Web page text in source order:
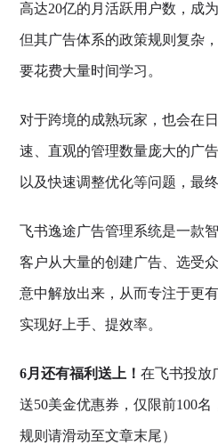
高达20亿的月活跃用户数，成
但其广告体系的政策规则复杂
要花费大量时间学习。
对于跨境的成熟玩家，也会在
速、直观的管理数量庞大的广
以及快速调整优化等问题，最
飞书逸途广告管理系统是一款
客户从大量的创建广告、选受
意中解放出来，从而专注于更
实现好上手、提效率。
6月还有福利送上！ 在飞书投放
送50美金优惠券，仅限前100
规则请滑动至文章末尾）